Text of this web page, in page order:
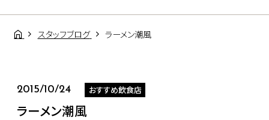
スタッフブログ ラーメン潮風
2015/10/24 おすすめ飲食店
ラーメン潮風